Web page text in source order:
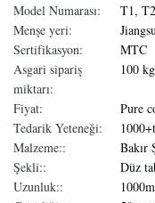
Model Numarası:
T1,
Menşe yeri:
Sertifikasyon:
MTC
Asgari sipariş
miktarı:
100 kg
Fiyat:
Pure
Tedarik Yeteneği:
Malzeme::
Bakır
Şekli::
Düz
Uzunluk::